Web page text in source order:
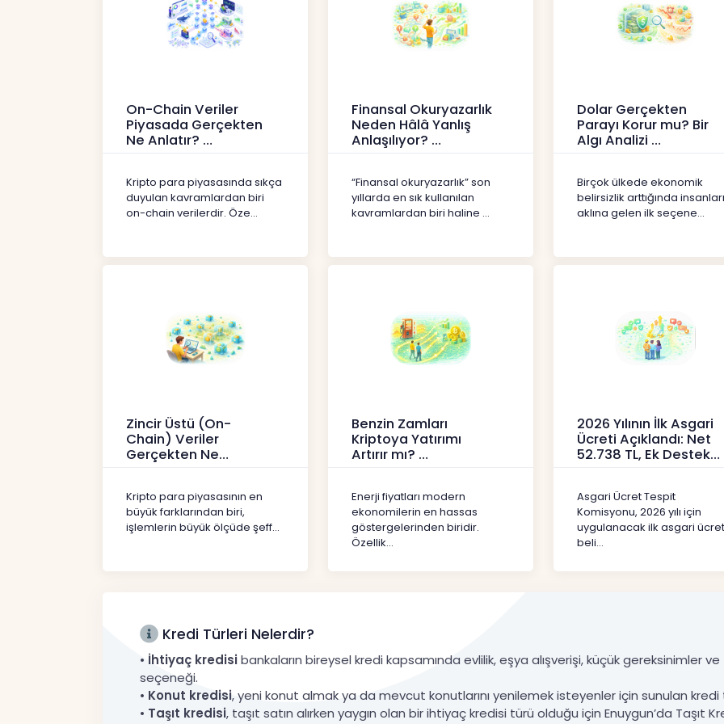
On-Chain Veriler
Piyasada Gerçekten
Ne Anlatır?
Kripto para piyasasında sıkça
duyulan kavramlardan biri
on-chain verilerdir. Öze...
Finansal Okuryazarlık
Neden Hâlâ Yanlış
Anlaşılıyor?
“Finansal okuryazarlık” son
yıllarda en sık kullanılan
kavramlardan biri haline ...
Dolar Gerçekten
Parayı Korur mu? Bir
Algı Analizi
Birçok ülkede ekonomik
belirsizlik arttığında
aklına gelen ilk seçene...
Zincir Üstü (On-
Chain) Veriler
Gerçekten Ne
Kripto para piyasasının en
büyük farklarından biri,
işlemlerin büyük ölçüde şeff...
Benzin Zamları
Kriptoya Yatırımı
Artırır mı?
Enerji fiyatları modern
ekonomilerin en hassas
göstergelerinden biridir.
Özellik...
2026 Yılının İlk Asgari
Ücreti Açıklandı: Net
52.738 TL, Ek Destek
Asgari Ücret Tespit
Komisyonu, 2026 yılı için
uygulanacak ilk asgari
beli...
Kredi Türleri Nelerdir?
• İhtiyaç kredisibankaların bireysel kredi kapsamında evlilik, eşya alışverişi, küçük gereksinimler
seçeneği.
• Konut kredisi, yeni konut almak ya da mevcut konutlarını yenilemek isteyenler için sunulan kredi
• Taşıt kredisi, taşıt satın alırken yaygın olan bir ihtiyaç kredisi türü olduğu için Enuygun’da Taşıt